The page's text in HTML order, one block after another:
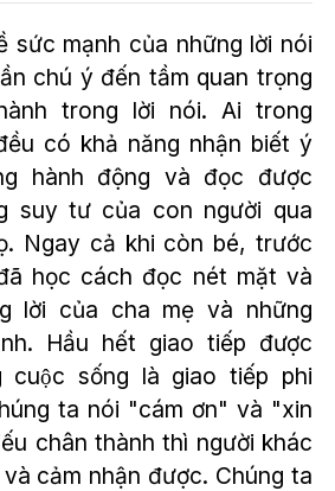
sức mạnh của những lời nói
chú ý đến tầm quan trọng
trong lời nói. Ai trong
có khả năng nhận biết ý
hành động và đọc được
suy tư của con người qua
Ngay cả khi còn bé, trước
học cách đọc nét mặt và
lời của cha mẹ và những
Hầu hết giao tiếp được
cuộc sống là giao tiếp phi
ta nói "cám ơn" và "xin
chân thành thì người khác
cảm nhận được. Chúng ta